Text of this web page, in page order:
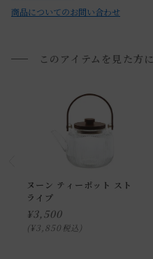
通常配送について
商品についてのお問い合わせ
このアイテムを見た方
ヌーン ティーポット スト
ライプ
¥3,500
¥3,850 税込